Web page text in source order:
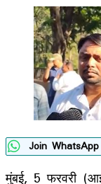
Join
मुंबई, 5 फरवरी